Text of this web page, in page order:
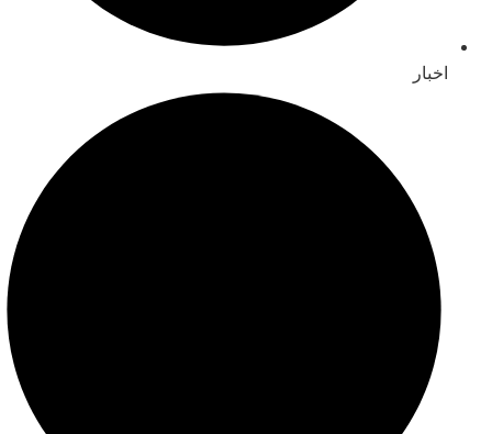
اخبار